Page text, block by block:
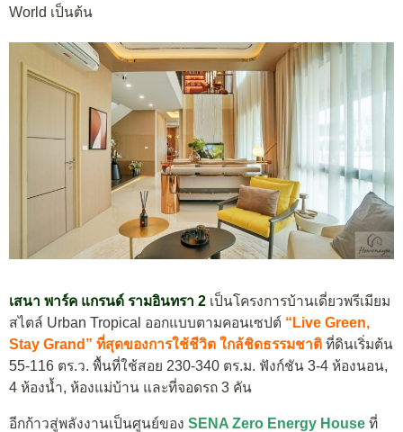
World เป็นต้น
เสนา พาร์ค แกรนด์ รามอินทรา 2 เป็นโครงการบ้านเดี่ยวพรีเมียม
สไตล์ Urban Tropical ออกแบบตามคอนเซปต์ “ Live Green,
Stay Grand” ที่สุดของการใช้ชีวิต ใกล้ชิดธรรมชาติ ที่ดินเริ่มต้น
55-116 ตร.ว. พื้นที่ใช้สอย 230-340 ตร.ม. ฟังก์ชัน 3-4 ห้องนอน,
4 ห้องน้ำ, ห้องแม่บ้าน และที่จอดรถ 3 คัน
อีกก้าวสู่พลังงานเป็นศูนย์ของ SENA Zero Energy House ที่